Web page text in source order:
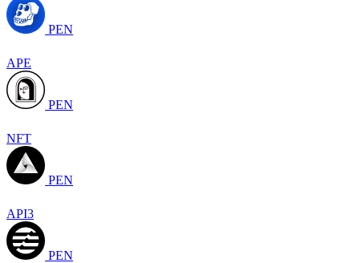
PEN
APE
PEN
NFT
PEN
API3
PEN